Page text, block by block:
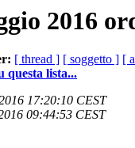
2016
[ thread ] [ soggetto ] [
questa lista...
17:20:10 CEST
09:44:53 CEST